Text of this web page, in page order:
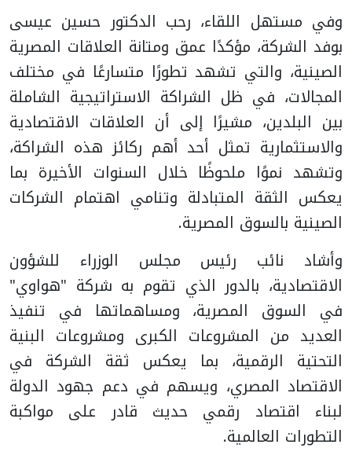
وفي مستهل اللقاء، رحب الدكتور حسين عيسى
بوفد الشركة، مؤكدًا عمق ومتانة العلاقات المصرية
الصينية، والتي تشهد تطورًا متسارعًا في مختلف
المجالات، في ظل الشراكة الاستراتيجية الشاملة
بين البلدين، مشيرًا إلى أن العلاقات الاقتصادية
والاستثمارية تمثل أحد أهم ركائز هذه الشراكة،
وتشهد نموًا ملحوظًا خلال السنوات الأخيرة بما
يعكس الثقة المتبادلة وتنامي اهتمام الشركات
الصينية بالسوق المصرية.
وأشاد نائب رئيس مجلس الوزراء للشؤون
الاقتصادية، بالدور الذي تقوم به شركة "هواوي"
في السوق المصرية، ومساهماتها في تنفيذ
العديد من المشروعات الكبرى ومشروعات البنية
التحتية الرقمية، بما يعكس ثقة الشركة في
الاقتصاد المصري، ويسهم في دعم جهود الدولة
لبناء اقتصاد رقمي حديث قادر على مواكبة
التطورات العالمية.